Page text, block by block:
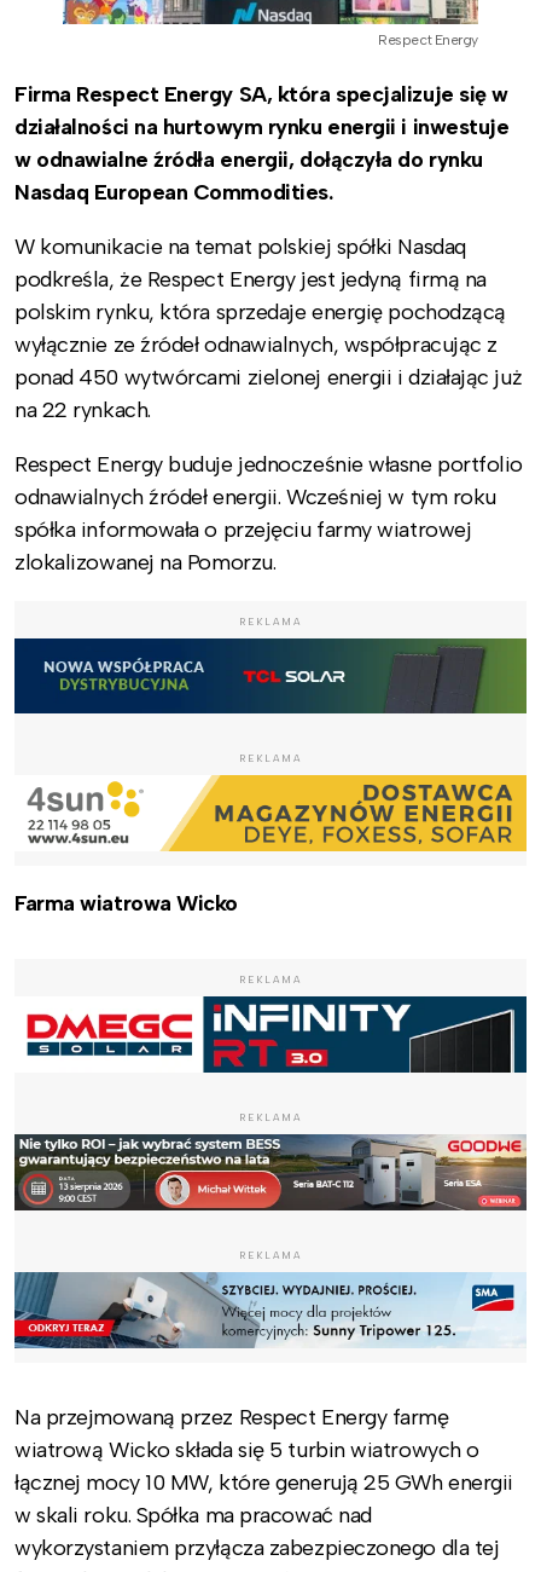
Respect Energy
Firma Respect Energy SA, która specjalizuje się w
działalności na hurtowym rynku energii i inwestuje
w odnawialne źródła energii, dołączyła do rynku
Nasdaq European Commodities.
W komunikacie na temat polskiej spółki Nasdaq
podkreśla, że Respect Energy jest jedyną firmą na
polskim rynku, która sprzedaje energię pochodzącą
wyłącznie ze źródeł odnawialnych, współpracując z
ponad 450 wytwórcami zielonej energii i działając już
na 22 rynkach.
Respect Energy buduje jednocześnie własne portfolio
odnawialnych źródeł energii. Wcześniej w tym roku
spółka informowała o przejęciu farmy wiatrowej
zlokalizowanej na Pomorzu.
REKLAMA
REKLAMA
Farma wiatrowa Wicko
REKLAMA
REKLAMA
REKLAMA
Na przejmowaną przez Respect Energy farmę
wiatrową Wicko składa się 5 turbin wiatrowych o
łącznej mocy 10 MW, które generują 25 GWh energii
w skali roku. Spółka ma pracować nad
wykorzystaniem przyłącza zabezpieczonego dla tej